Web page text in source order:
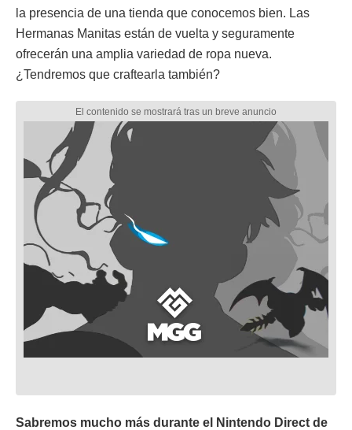
la presencia de una tienda que conocemos bien. Las
Hermanas Manitas están de vuelta y seguramente
ofrecerán una amplia variedad de ropa nueva.
¿Tendremos que craftearla también?
Sabremos mucho más durante el Nintendo Direct de